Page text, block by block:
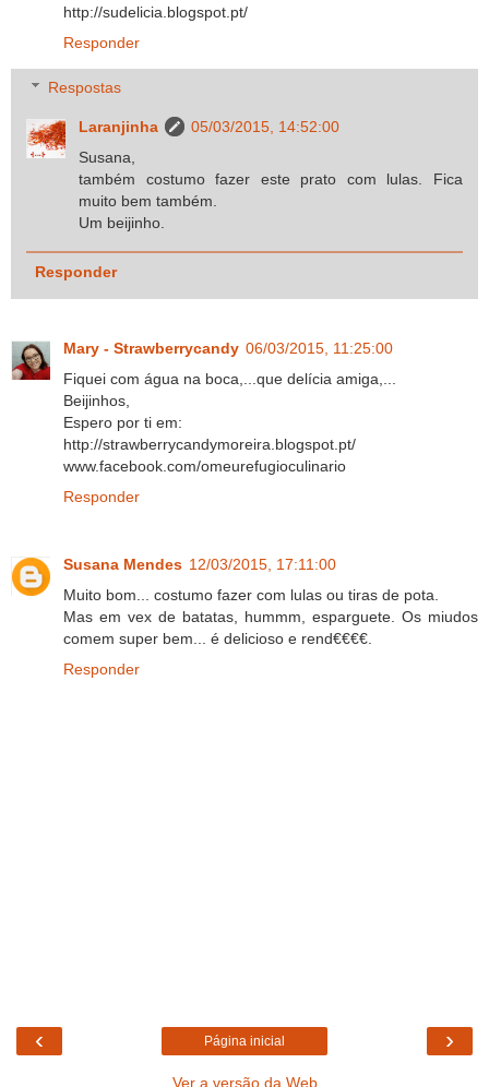
http://sudelicia.blogspot.pt/
Responder
Respostas
Laranjinha
05/03/2015, 14:52:00
Susana,
também costumo fazer este prato com lulas. Fica
muito bem também.
Um beijinho.
Responder
Mary - Strawberrycandy 06/03/2015, 11:25:00
Fiquei com água na boca,...que delícia amiga,...
Beijinhos,
Espero por ti em:
http://strawberrycandymoreira.blogspot.pt/
www.facebook.com/omeurefugioculinario
Responder
Susana Mendes 12/03/2015, 17:11:00
Muito bom... costumo fazer com lulas ou tiras de pota.
Mas em vex de batatas, hummm, esparguete. Os miudos
comem super bem... é delicioso e rend€€€€.
Responder
‹ ›
Página inicial
Ver a versão da Web